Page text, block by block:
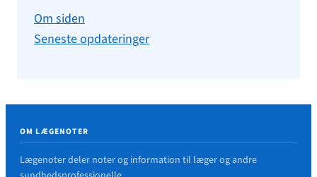
Om siden
Seneste opdateringer
OM LÆGENOTER
Lægenoter deler noter og information til læger og andre